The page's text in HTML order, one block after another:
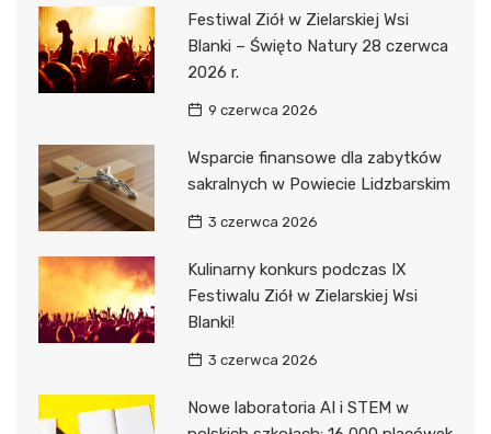
Festiwal Ziół w Zielarskiej Wsi
Blanki – Święto Natury 28 czerwca
2026 r.
9 czerwca 2026
Wsparcie finansowe dla zabytków
sakralnych w Powiecie Lidzbarskim
3 czerwca 2026
Kulinarny konkurs podczas IX
Festiwalu Ziół w Zielarskiej Wsi
Blanki!
3 czerwca 2026
Nowe laboratoria AI i STEM w